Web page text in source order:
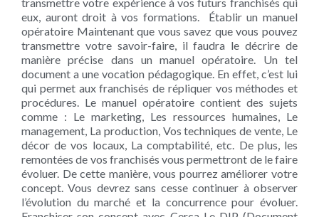
eux, auront droit à vos formations. Établir un manuel
opératoire Maintenant que vous savez que vous pouvez
transmettre votre savoir-faire, il faudra le décrire de
manière précise dans un manuel opératoire. Un tel
document a une vocation pédagogique. En effet, c’est lui
qui permet aux franchisés de répliquer vos méthodes et
procédures. Le manuel opératoire contient des sujets
comme : Le marketing, Les ressources humaines, Le
management, La production, Vos techniques de vente, Le
décor de vos locaux, La comptabilité, etc. De plus, les
remontées de vos franchisés vous permettront de le faire
évoluer. De cette manière, vous pourrez améliorer votre
concept. Vous devrez sans cesse continuer à observer
l’évolution du marché et la concurrence pour évoluer.